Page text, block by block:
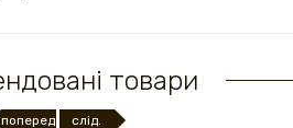
товари
поперед. слід.